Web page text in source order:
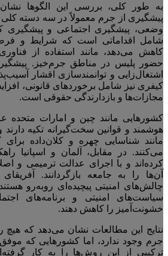
به طور کلی، بررسی این الگوها
پیشگیری از جرم معمولاً در سه دسته
وضعی، پیشگیری اجتماعی و پیشگیری
شامل اقداماتی است که شرایط و
کاهش می‌دهد، مانند استفاده از
حضور پلیس در مناطق جرم‌خیز.
اشتغال‌زایی و توانمندسازی اقشار
کیفری نیز شامل برخوردهای قانونی،
مجازات‌ها و بازدارندگی حقوقی است.
کشورهایی مانند چین و امارات
هوشمند و قوانین سخت‌گیرانه تکیه دارند
مانند شناسایی چهره و کلان‌داده
می‌کنند. در مقابل، آلمان و اسپانیا
کرده‌اند و با اجرای عدالت ترمیمی و
آن‌ها را به جامعه بازگردانند.
چالش‌های امنیتی پیچیده‌ای روبه‌رو
سیاست‌های امنیتی و برنامه‌های
خشونت‌آمیز را کاهش دهند.
نتایج این مطالعات نشان می‌دهد که
جرم وجود ندارد، اما کشورهایی که
ترکیبی از این روش‌ها را به کار